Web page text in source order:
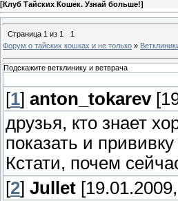
[Клуб Тайских Кошек. Узнай больше!]
Страница 1 из 1
1
Форум о тайских кошках и не только »
Подскажите ветклинику и ветврача
[1] anton_tokarev
друзья, кто знает
показать и
Кстати, почем
[2] Jullet